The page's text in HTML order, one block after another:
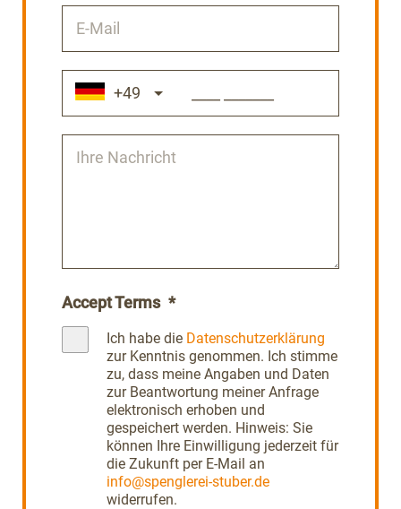
+49
Accept Terms *
Ich habe die Datenschutzerklärung
zur Kenntnis genommen. Ich stimme
zu, dass meine Angaben und Daten
zur Beantwortung meiner Anfrage
elektronisch erhoben und
gespeichert werden. Hinweis: Sie
können Ihre Einwilligung jederzeit für
die Zukunft per E-Mail an
info@spenglerei-stuber.de
widerrufen.